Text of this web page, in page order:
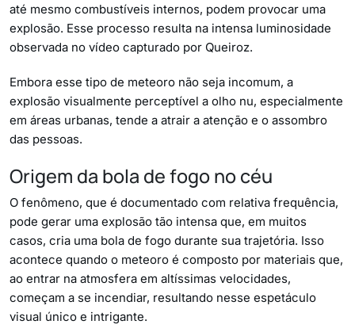
até mesmo combustíveis internos, podem provocar uma
explosão. Esse processo resulta na intensa luminosidade
observada no vídeo capturado por Queiroz.
Embora esse tipo de meteoro não seja incomum, a
explosão visualmente perceptível a olho nu, especialmente
em áreas urbanas, tende a atrair a atenção e o assombro
das pessoas.
Origem da bola de fogo no céu
O fenômeno, que é documentado com relativa frequência,
pode gerar uma explosão tão intensa que, em muitos
casos, cria uma bola de fogo durante sua trajetória. Isso
acontece quando o meteoro é composto por materiais que,
ao entrar na atmosfera em altíssimas velocidades,
começam a se incendiar, resultando nesse espetáculo
visual único e intrigante.